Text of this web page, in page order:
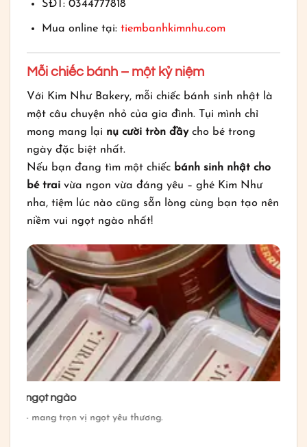
SĐT: 0344777818
Mua online tại: tiembanhkimnhu.com
Mỗi chiếc bánh – một kỷ niệm
Với Kim Như Bakery, mỗi chiếc bánh sinh nhật là
một câu chuyện nhỏ của gia đình. Tụi mình chỉ
mong mang lại nụ cười tròn đầycho bé trong
ngày đặc biệt nhất.
Nếu bạn đang tìm một chiếc bánh sinh nhật cho
bé trai vừa ngon vừa đáng yêu – ghé Kim Như
nha, tiệm lúc nào cũng sẵn lòng cùng bạn tạo nên
niềm vui ngọt ngào nhất!
ngọt ngào
mang trọn vị ngọt yêu thương.